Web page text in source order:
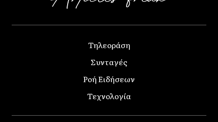
Τηλεοράση
Συνταγές
Ροή Ειδήσεων
Τεχνολογία